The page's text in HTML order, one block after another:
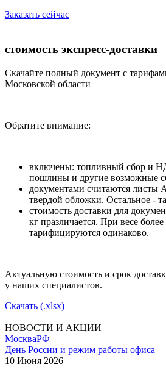
Заказать сейчас
стоимость экспресс-доставки
Скачайте полный документ с
Московской области
Обратите внимание:
включены: топливный сбор и
пошлины и другие возможные
документами считаются листы
твердой обложки. Остальное -
стоимость доставки для
кг празличается. При весе
тарифицируются одинаково.
Актуальную стоимость и срок
у наших специалистов.
Скачать (.xlsx)
НОВОСТИ И АКЦИИ
МоскваРФ
День России и режим работы офиса
10 Июня 2026